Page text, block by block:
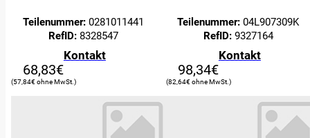
Teilenummer:0281011441
RefID:8328547
Kontakt
68,83€
57,84€
Teilenummer: 04L907309K
RefID:9327164
Kontakt
98,34€
82,64€